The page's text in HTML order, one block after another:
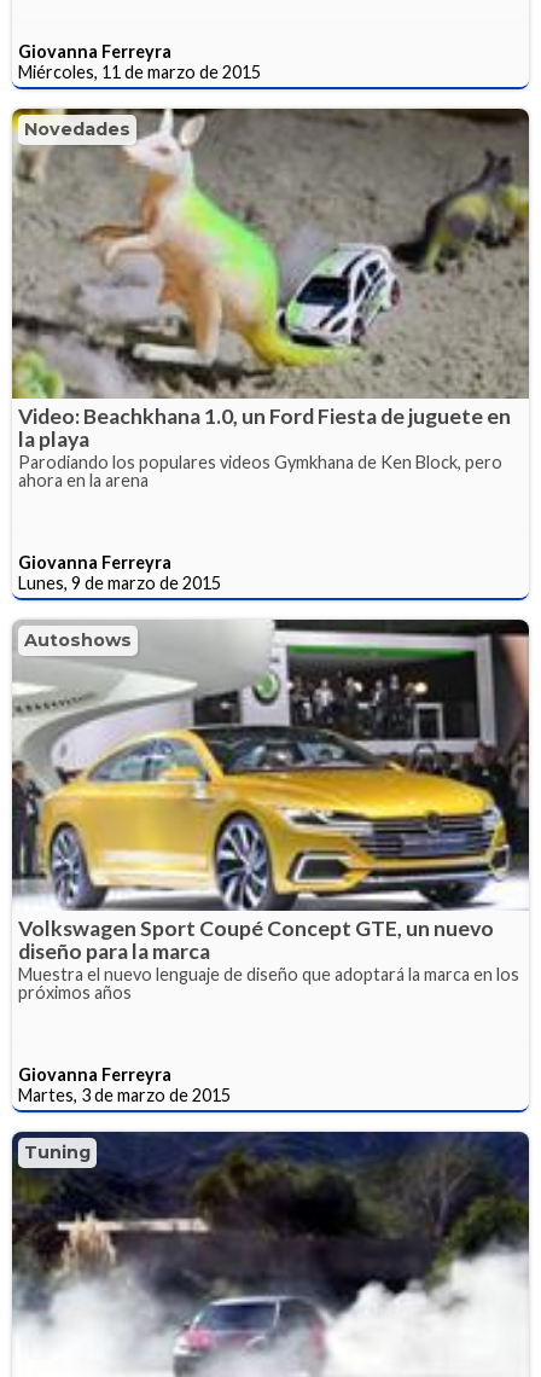
Giovanna Ferreyra
Miércoles, 11 de marzo de 2015
Novedades
Video: Beachkhana 1.0, un Ford Fiesta de juguete en
la playa
Parodiando los populares videos Gymkhana de Ken Block, pero
ahora en la arena
Giovanna Ferreyra
Lunes, 9 de marzo de 2015
Autoshows
Volkswagen Sport Coupé Concept GTE, un nuevo
diseño para la marca
Muestra el nuevo lenguaje de diseño que adoptará la marca en los
próximos años
Giovanna Ferreyra
Martes, 3 de marzo de 2015
Tuning